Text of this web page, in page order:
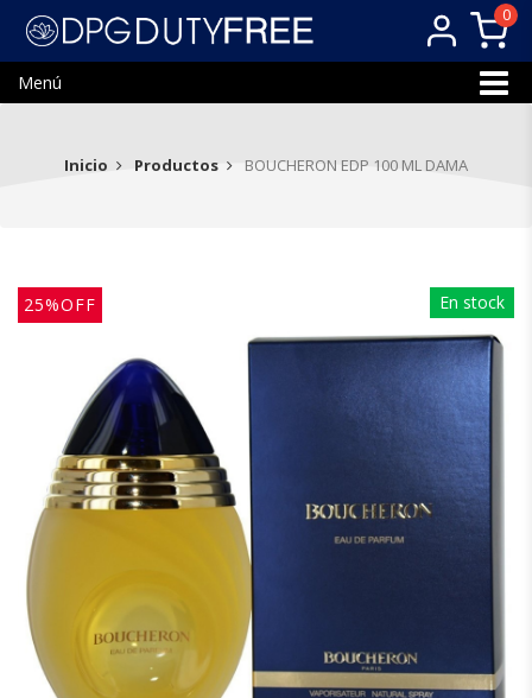
0
Menú
Inicio Productos BOUCHERON EDP 100 ML DAMA
25%OFF En stock